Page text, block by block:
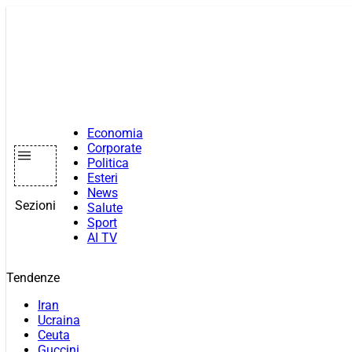
Sezioni
Economia
Corporate
Politica
Esteri
News
Salute
Sport
AI TV
Tendenze
Iran
Ucraina
Ceuta